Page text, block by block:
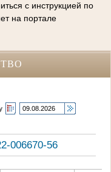
с инструкцией по
на портале
006670-56